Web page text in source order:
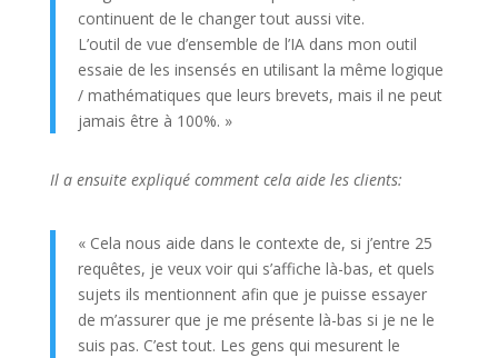
continuent de le changer tout aussi vite.
L’outil de vue d’ensemble de l’IA dans mon outil
essaie de les insensés en utilisant la même logique
/ mathématiques que leurs brevets, mais il ne peut
jamais être à 100%. »
Il a ensuite expliqué comment cela aide les clients:
« Cela nous aide dans le contexte de, si j’entre 25
requêtes, je veux voir qui s’affiche là-bas, et quels
sujets ils mentionnent afin que je puisse essayer
de m’assurer que je me présente là-bas si je ne le
suis pas. C’est tout. Les gens qui mesurent le